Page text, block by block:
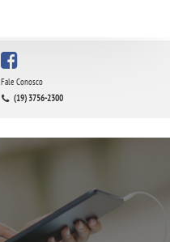
Fale Conosco
(19) 3756-2300